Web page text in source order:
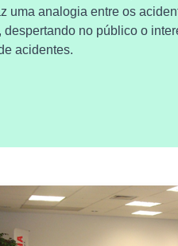
uma analogia entre os
despertando no público o
acidentes.